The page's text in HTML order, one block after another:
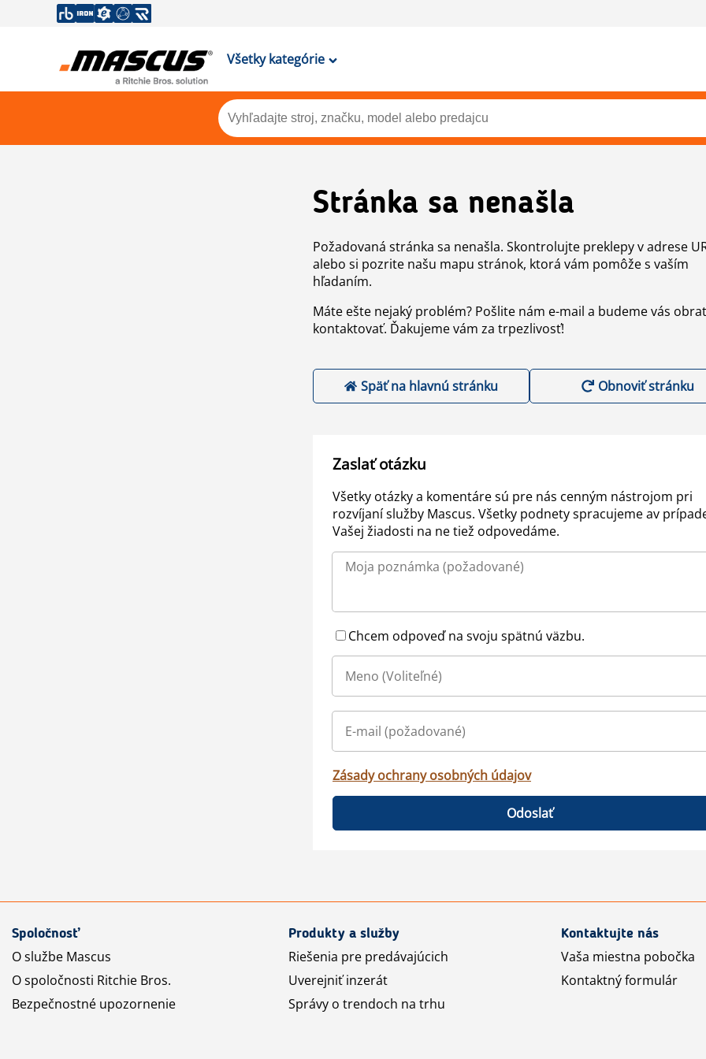
Všetky kategórie
Stránka sa nenašla
Požadovaná stránka sa nenašla. Skontrolujte preklepy v adrese
alebo si pozrite našu mapu stránok, ktorá vám pomôže s vaším
hľadaním.
Máte ešte nejaký problém? Pošlite nám e-mail a budeme vás
kontaktovať. Ďakujeme vám za trpezlivosť!
Späť na hlavnú stránku Obnoviť stránku
Zaslať otázku
Všetky otázky a komentáre sú pre nás cenným nástrojom pri
rozvíjaní služby Mascus. Všetky podnety spracujeme av
Vašej žiadosti na ne tiež odpovedáme.
Chcem odpoveď na svoju spätnú väzbu.
Zásady ochrany osobných údajov
Odoslať
Spoločnosť
O službe Mascus
O spoločnosti Ritchie Bros.
Bezpečnostné upozornenie
Produkty a služby
Riešenia pre predávajúcich
Uverejniť inzerát
Správy o trendoch na trhu
Kontaktujte nás
Vaša miestna pobočka
Kontaktný formulár